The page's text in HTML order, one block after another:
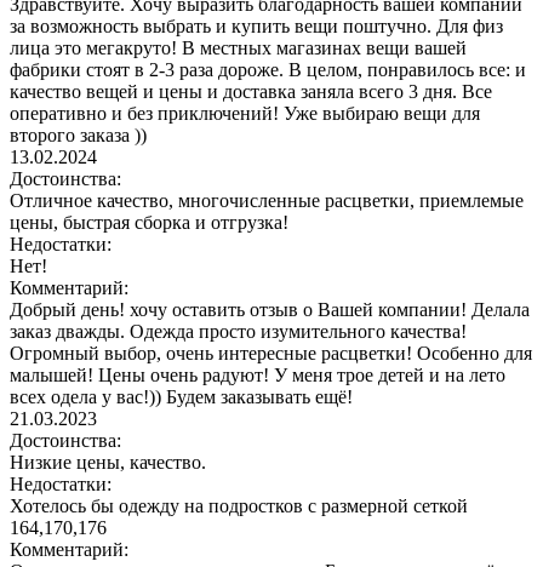
за возможность выбрать и купить вещи поштучно. Для физ
лица это мегакруто! В местных магазинах вещи вашей
фабрики стоят в 2-3 раза дороже. В целом, понравилось все: и
качество вещей и цены и доставка заняла всего 3 дня. Все
оперативно и без приключений! Уже выбираю вещи для
второго заказа ))
13.02.2024
Достоинства:
Отличное качество, многочисленные расцветки, приемлемые
цены, быстрая сборка и отгрузка!
Недостатки:
Нет!
Комментарий:
Добрый день! хочу оставить отзыв о Вашей компании! Делала
заказ дважды. Одежда просто изумительного качества!
Огромный выбор, очень интересные расцветки! Особенно для
малышей! Цены очень радуют! У меня трое детей и на лето
всех одела у вас!)) Будем заказывать ещё!
21.03.2023
Достоинства:
Низкие цены, качество.
Недостатки:
Хотелось бы одежду на подростков с размерной сеткой
164,170,176
Комментарий: